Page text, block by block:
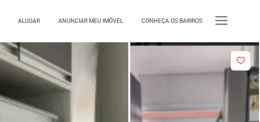
ALUGAR ANUNCIAR MEU IMÓVEL CONHEÇA OS BAIRROS